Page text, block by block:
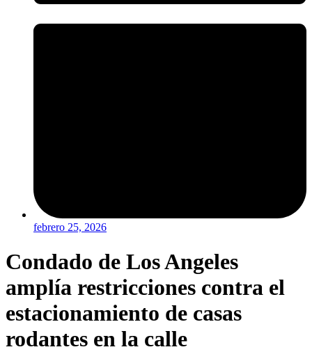
febrero 25, 2026
Condado de Los Angeles
amplía restricciones contra el
estacionamiento de casas
rodantes en la calle